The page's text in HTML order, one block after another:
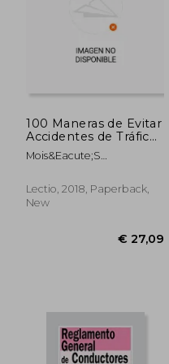
100 Maneras de Evitar
Accidentes de Tráfico
(in Spanish)
Mois&Eacute;S
N&Uacute;&Ntilde;Ez
Lectio, 2018, Paperback,
New